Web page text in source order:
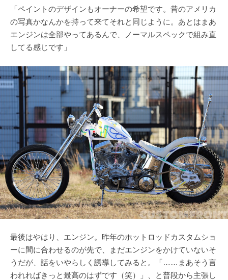
「ペイントのデザインもオーナーの希望です。昔のアメリカ
の写真かなんかを持って来てそれと同じように。あとはまあ
エンジンは全部やってあるんで、ノーマルスペックで組み直
してる感じです」
最後はやはり、エンジン。昨年のホットロッドカスタムショ
ーに間に合わせるのが先で、まだエンジンをかけていないそ
うだが、話をいやらしく誘導してみると。「……まあそう言
われればきっと最高のはずです（笑）」、と普段から主張し